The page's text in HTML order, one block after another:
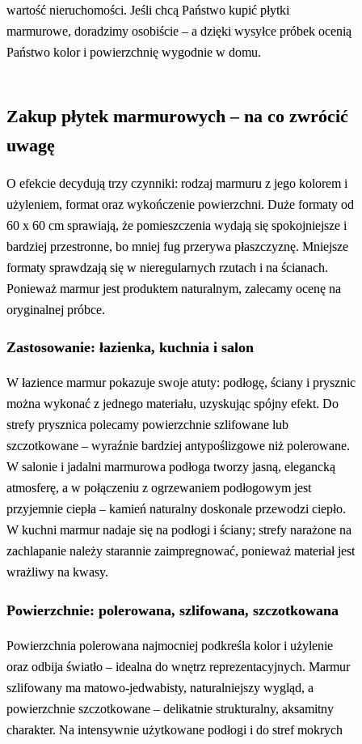
wartość nieruchomości. Jeśli chcą Państwo kupić płytki
marmurowe, doradzimy osobiście – a dzięki wysyłce próbek ocenią
Państwo kolor i powierzchnię wygodnie w domu.
Zakup płytek marmurowych – na co zwrócić
uwagę
O efekcie decydują trzy czynniki: rodzaj marmuru z jego kolorem i
użyleniem, format oraz wykończenie powierzchni. Duże formaty od
60 x 60 cm sprawiają, że pomieszczenia wydają się spokojniejsze i
bardziej przestronne, bo mniej fug przerywa płaszczyznę. Mniejsze
formaty sprawdzają się w nieregularnych rzutach i na ścianach.
Ponieważ marmur jest produktem naturalnym, zalecamy ocenę na
oryginalnej próbce.
Zastosowanie: łazienka, kuchnia i salon
W łazience marmur pokazuje swoje atuty: podłogę, ściany i prysznic
można wykonać z jednego materiału, uzyskując spójny efekt. Do
strefy prysznica polecamy powierzchnie szlifowane lub
szczotkowane – wyraźnie bardziej antypoślizgowe niż polerowane.
W salonie i jadalni marmurowa podłoga tworzy jasną, elegancką
atmosferę, a w połączeniu z ogrzewaniem podłogowym jest
przyjemnie ciepła – kamień naturalny doskonale przewodzi ciepło.
W kuchni marmur nadaje się na podłogi i ściany; strefy narażone na
zachlapanie należy starannie zaimpregnować, ponieważ materiał jest
wrażliwy na kwasy.
Powierzchnie: polerowana, szlifowana, szczotkowana
Powierzchnia polerowana najmocniej podkreśla kolor i użylenie
oraz odbija światło – idealna do wnętrz reprezentacyjnych. Marmur
szlifowany ma matowo-jedwabisty, naturalniejszy wygląd, a
powierzchnie szczotkowane – delikatnie strukturalny, aksamitny
charakter. Na intensywnie użytkowane podłogi i do stref mokrych